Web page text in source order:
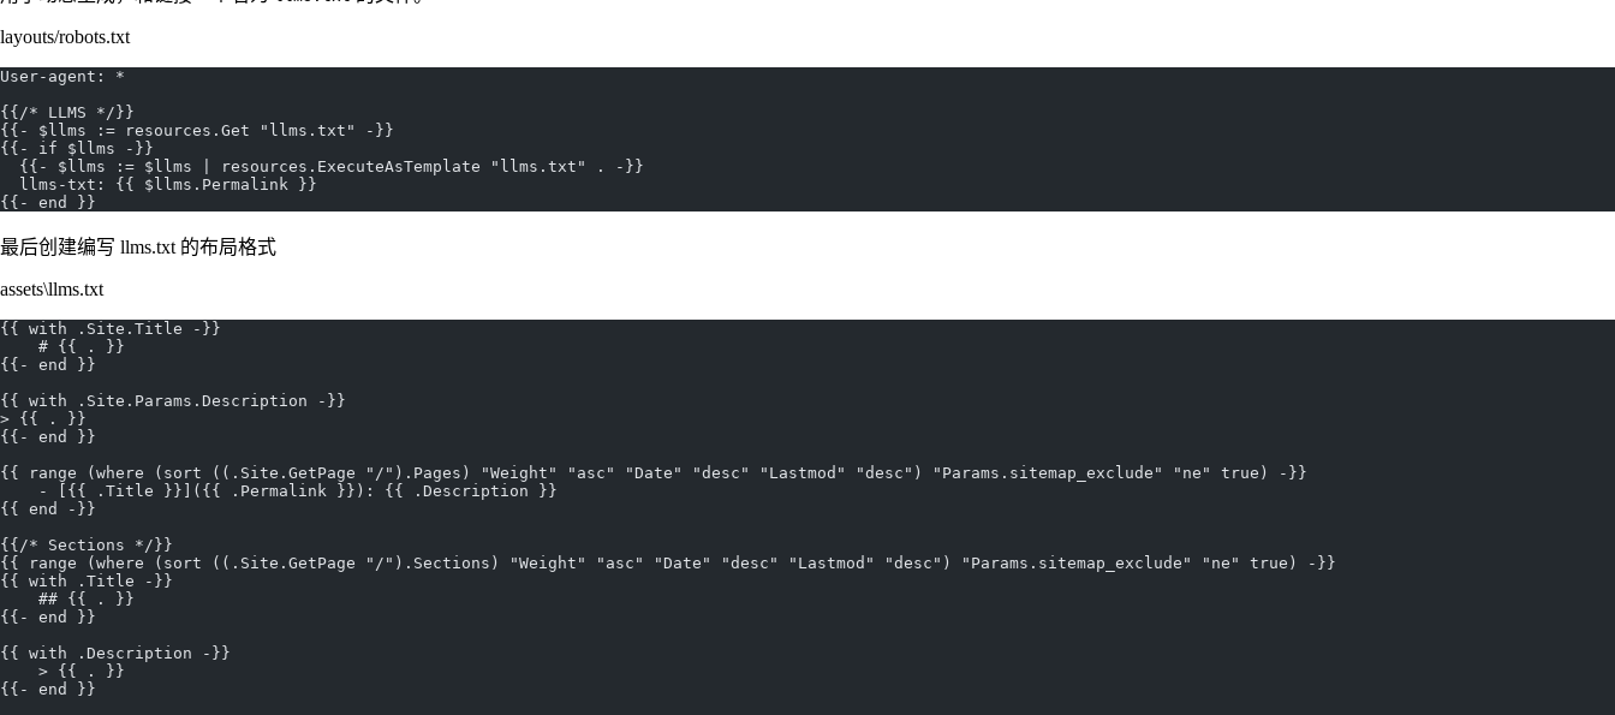
layouts/robots.txt
User-agent: *
{{/* LLMS */}}
{{- $llms := resources.Get "llms.txt" -}}
{{- if $llms -}}
  {{- $llms := $llms | resources.ExecuteAsTemplate "llms.txt" . -}}
  llms-txt: {{ $llms.Permalink }}
{{- end }}
最后创建编写 llms.txt 的布局格式
assets\llms.txt
{{ with .Site.Title -}}
    # {{ . }}
{{- end }}
{{ with .Site.Params.Description -}}
> {{ . }}
{{- end }}
{{ range (where (sort ((.Site.GetPage "/").Pages) "Weight" "asc" "Date" "desc" "Lastmod" "desc") "Params.sitemap_exclude" "ne" true) -}}
    - [{{ .Title }}]({{ .Permalink }}): {{ .Description }}
{{ end -}}
{{/* Sections */}}
{{ range (where (sort ((.Site.GetPage "/").Sections) "Weight" "asc" "Date" "desc" "Lastmod" "desc") "Params.sitemap_exclude" "ne" true) -}}
{{ with .Title -}}
    ## {{ . }}
{{- end }}
{{ with .Description -}}
    > {{ . }}
{{- end }}